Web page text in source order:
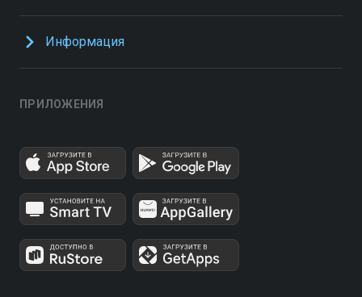
Информация
ПРИЛОЖЕНИЯ